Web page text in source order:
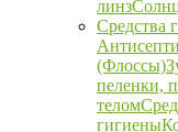
линз
Средства
(Флоссы)
пеленки,
телом
гигиены